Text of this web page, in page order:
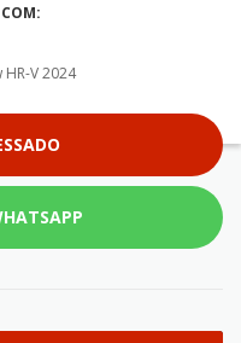
HR-V 2024